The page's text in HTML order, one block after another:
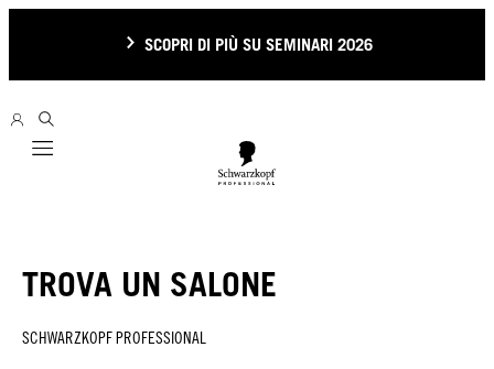
SCOPRI DI PIÙ SU SEMINARI 2026
Mobile navigation
TROVA UN SALONE
SCHWARZKOPF PROFESSIONAL